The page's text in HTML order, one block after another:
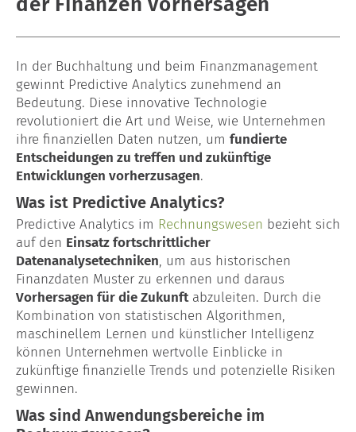
Lohn- & Gehaltsabrechnung
Baulohn
Garten- & Landschaftsbau
Maler & Lackierer
Dachdecker
Unternehmensberatung
Gründungsberatung
Kontakt
Glossar
In der Buchhaltung und beim Finanzmanagement
gewinnt Predictive Analytics zunehmend an
Bedeutung. Diese innovative Technologie
revolutioniert die Art und Weise, wie Unternehmen
ihre finanziellen Daten nutzen, um fundierte
Entscheidungen zu treffen und zukünftige
Entwicklungen vorherzusagen.
Was ist Predictive Analytics?
Predictive Analytics im Rechnungswesen bezieht sich
auf den Einsatz fortschrittlicher
Datenanalysetechniken, um aus historischen
Finanzdaten Muster zu erkennen und daraus
Vorhersagen für die Zukunftabzuleiten. Durch die
Kombination von statistischen Algorithmen,
maschinellem Lernen und künstlicher Intelligenz
können Unternehmen wertvolle Einblicke in
zukünftige finanzielle Trends und potenzielle Risiken
gewinnen.
Was sind Anwendungsbereiche im